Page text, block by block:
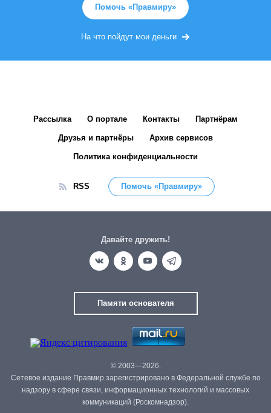
Помочь «Правмиру»
На что пойдут мои деньги
Рассылка О портале Контакты Партнёрам
Друзья и партнёры Архив сервисов
Политика конфиденциальности
RSS Помочь «Правмиру»
Давайте дружить!
Памяти основателя
© 2003—2026.
Сетевое издание Правмир зарегистрировано в Федеральной службе по
надзору в сфере связи, информационных технологий и массовых
коммуникаций (Роскомнадзор).